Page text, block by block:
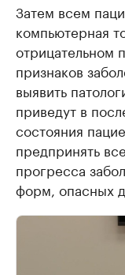
Затем всем
компьютерная
отрицательном
признаков
выявить
приведут в
состояния
предпринять
прогресса
форм, опасных